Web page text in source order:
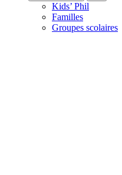
Kids’ Phil
Familles
Groupes scolaires